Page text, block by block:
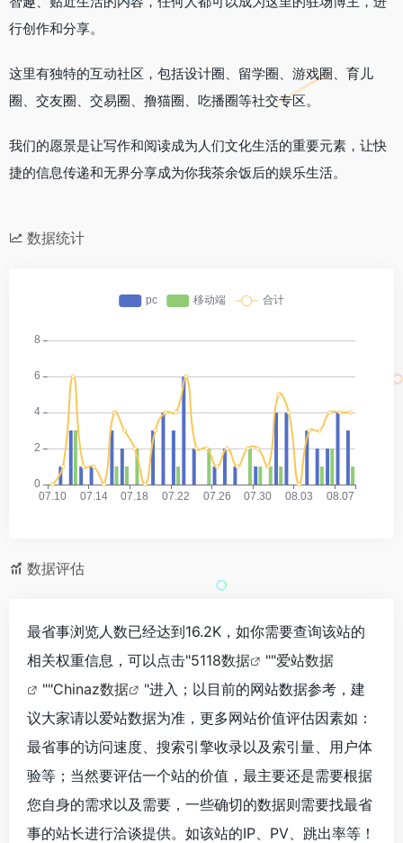
行创作和分享。
这里有独特的互动社区，包括设计圈、留学圈、游戏圈、育儿
圈、交友圈、交易圈、撸猫圈、吃播圈等社交专区。
我们的愿景是让写作和阅读成为人们文化生活的重要元素，让快
捷的信息传递和无界分享成为你我茶余饭后的娱乐生活。
数据统计
数据评估
最省事浏览人数已经达到16.2K，如你需要查询该站的
相关权重信息，可以点击"5118数据 ""爱站数据
""Chinaz数据
"进入；以目前的网站数据参考，建
议大家请以爱站数据为准，更多网站价值评估因素如：
最省事的访问速度、搜索引擎收录以及索引量、用户体
验等；当然要评估一个站的价值，最主要还是需要根据
您自身的需求以及需要，一些确切的数据则需要找最省
事的站长进行洽谈提供。如该站的IP、PV、跳出率等！